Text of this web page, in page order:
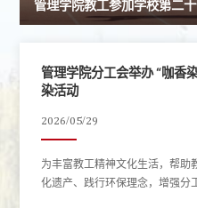
管理学院教工参加学校第二
管理学院分工会举办 “咖香染韵・疗愈新生”咖啡渣非遗扎
染活动
2026/05/29
为丰富教工精神文化生活，帮助
化遗产、践行环保理念，增强分